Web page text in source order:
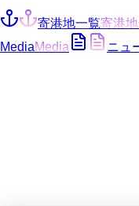
寄港地一覧寄港
MediaMedia ニュ